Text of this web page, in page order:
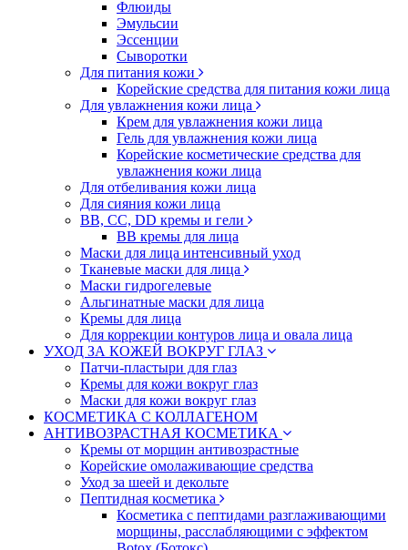
Флюиды
Эмульсии
Эссенции
Сыворотки
Для питания кожи
Корейские средства для питания кожи лица
Для увлажнения кожи лица
Крем для увлажнения кожи лица
Гель для увлажнения кожи лица
Корейские косметические средства для
увлажнения кожи лица
Для отбеливания кожи лица
Для сияния кожи лица
BB, CC, DD кремы и гели
BB кремы для лица
Маски для лица интенсивный уход
Тканевые маски для лица
Маски гидрогелевые
Альгинатные маски для лица
Кремы для лица
Для коррекции контуров лица и овала лица
УХОД ЗА КОЖЕЙ ВОКРУГ ГЛАЗ
Патчи-пластыри для глаз
Кремы для кожи вокруг глаз
Маски для кожи вокруг глаз
КОСМЕТИКА С КОЛЛАГЕНОМ
АНТИВОЗРАСТНАЯ КОСМЕТИКА
Кремы от морщин антивозрастные
Корейские омолаживающие средства
Уход за шеей и декольте
Пептидная косметика
Косметика с пептидами разглаживающими
морщины, расслабляющими с эффектом